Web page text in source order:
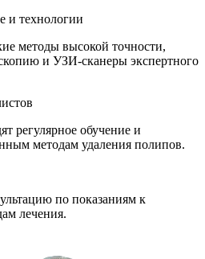
и технологии
методы высокой точности,
и УЗИ-сканеры экспертного
регулярное обучение и
методам удаления полипов.
по показаниям к
лечения.